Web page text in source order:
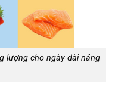
lượng cho ngày dài năng